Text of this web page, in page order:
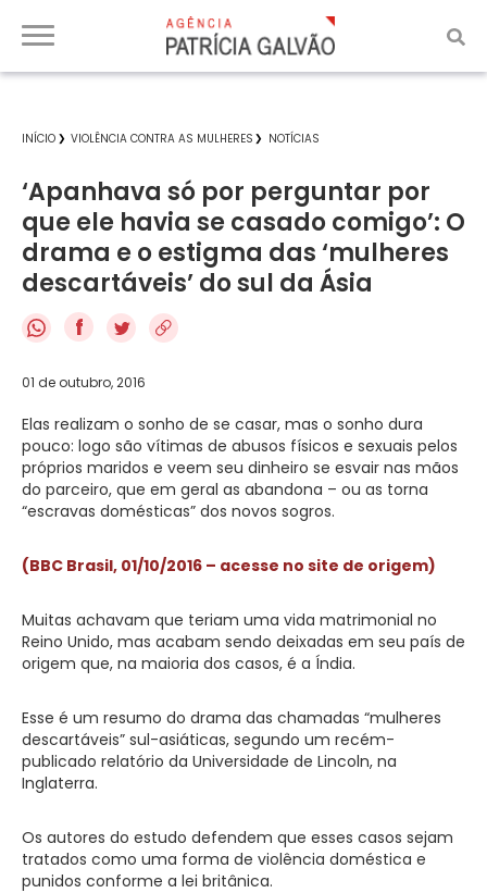
INÍCIO VIOLÊNCIA CONTRA AS MULHERES NOTÍCIAS
‘Apanhava só por perguntar por
que ele havia se casado comigo’: O
drama e o estigma das ‘mulheres
descartáveis’ do sul da Ásia
f
01 de outubro, 2016
Elas realizam o sonho de se casar, mas o sonho dura
pouco: logo são vítimas de abusos físicos e sexuais pelos
próprios maridos e veem seu dinheiro se esvair nas mãos
do parceiro, que em geral as abandona – ou as torna
“escravas domésticas” dos novos sogros.
(BBC Brasil, 01/10/2016 – acesse no site de origem)
Muitas achavam que teriam uma vida matrimonial no
Reino Unido, mas acabam sendo deixadas em seu país de
origem que, na maioria dos casos, é a Índia.
Esse é um resumo do drama das chamadas “mulheres
descartáveis” sul-asiáticas, segundo um recém-
publicado relatório da Universidade de Lincoln, na
Inglaterra.
Os autores do estudo defendem que esses casos sejam
tratados como uma forma de violência doméstica e
punidos conforme a lei britânica.